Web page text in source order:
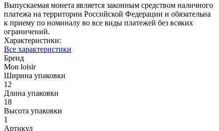
Выпускаемая монета является законным средством наличного
платежа на территории Российской Федерации и обязательна
к приему по номиналу во все виды платежей без всяких
ограничений.
Характеристики:
Все характеристики
Бренд
Mon loisir
Ширина упаковки
12
Длина упаковки
18
Высота упаковки
1
Артикул